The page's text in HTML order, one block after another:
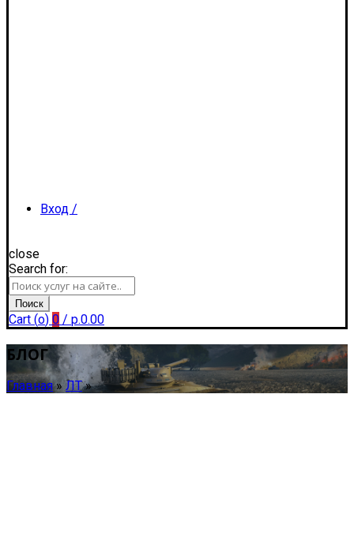
Вход /
Регистрация
close
Search for:
Поиск
Cart (o) 0 / р.0.00
БЛОГ
Главная» ЛТ»